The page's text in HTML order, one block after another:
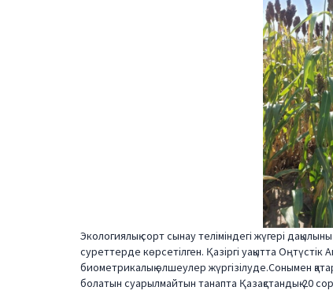
Экологиялық сорт сынау теліміндегі жүгері
суреттерде көрсетілген. Қазіргі уақытта Оңтүстік
биометрикалық өлшеулер жүргізілуде.Сонымен
болатын суарылмайтын танапта Қазақстандық-20